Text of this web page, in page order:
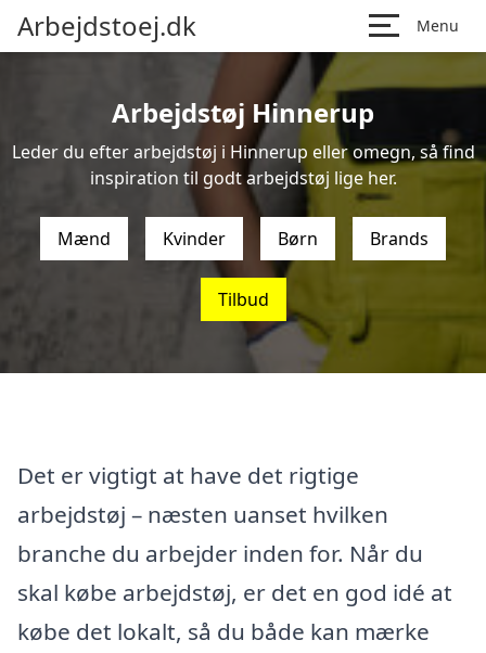
Arbejdstoej.dk Menu
Arbejdstøj Hinnerup
Leder du efter arbejdstøj i Hinnerup eller omegn, så find
inspiration til godt arbejdstøj lige her.
Mænd Kvinder Børn Brands
Tilbud
Det er vigtigt at have det rigtige
arbejdstøj – næsten uanset hvilken
branche du arbejder inden for. Når du
skal købe arbejdstøj, er det en god idé at
købe det lokalt, så du både kan mærke